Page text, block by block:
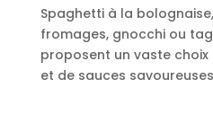
Spaghetti à la
fromages, gnocchi ou
proposent un vaste
et de sauces